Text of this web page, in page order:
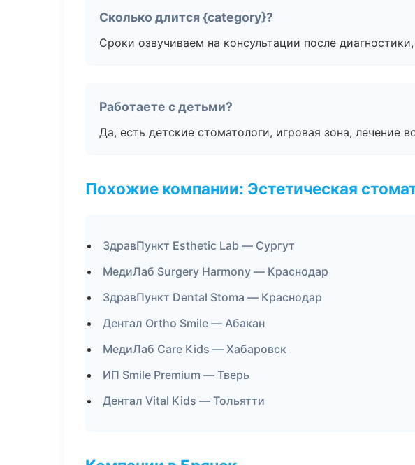
Сколько длится {category}?
Сроки озвучиваем на консультации после
Работаете с детьми?
Да, есть детские стоматологи, игровая зона, лечение
Похожие компании: Эстетическая
ЗдравПункт Esthetic Lab — Сургут
МедиЛаб Surgery Harmony — Краснодар
ЗдравПункт Dental Stoma — Краснодар
Дентал Ortho Smile — Абакан
МедиЛаб Care Kids — Хабаровск
ИП Smile Premium — Тверь
Дентал Vital Kids — Тольятти